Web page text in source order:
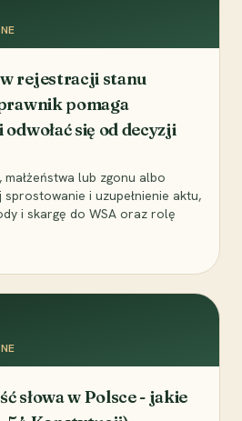
w rejestracji stanu
pomaga
się od decyzji
małżeństwa lub zgonu albo
sprostowanie i uzupełnienie aktu,
i skargę do WSA oraz rolę
słowa w Polsce - jakie